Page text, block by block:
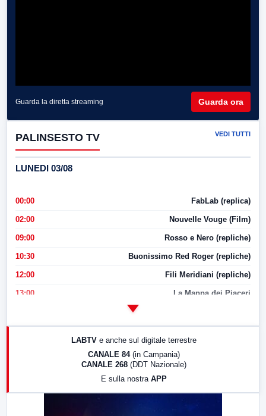
Guarda la diretta streaming Guarda ora
PALINSESTO TV VEDI TUTTI
LUNEDI 03/08
00:00 FabLab (replica)
02:00 Nouvelle Vouge (Film)
09:00 Rosso e Nero (repliche)
10:30 Buonissimo Red Roger (repliche)
12:00 Fili Meridiani (repliche)
13:00 La Mappa dei Piaceri
LABTV e anche sul digitale terrestre
CANALE 84 (in Campania)
CANALE 268 (DDT Nazionale)
E sulla nostra APP